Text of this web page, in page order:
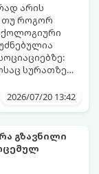
არის
თუ როგორ
სურათზე
2026/07/20 13:42
გზავნილი